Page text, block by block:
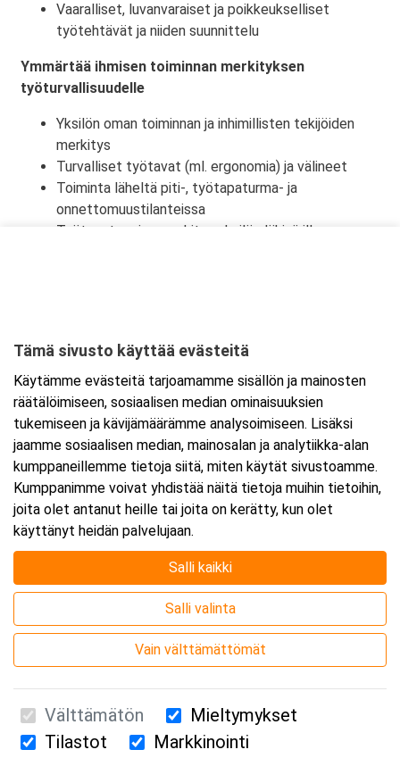
Vaaralliset, luvanvaraiset ja poikkeukselliset
työtehtävät ja niiden suunnittelu
Ymmärtää ihmisen toiminnan merkityksen
työturvallisuudelle
Yksilön oman toiminnan ja inhimillisten tekijöiden
merkitys
Turvalliset työtavat (ml. ergonomia) ja välineet
Toiminta läheltä piti-, työtapaturma- ja
onnettomuustilanteissa
Työtapaturmien merkitys yksilön lähipiirille,
Ajankohta
Alkaa:17.12.2026 08:30
Päättyy:17.12.2026 16:00
Lisää tapahtuma kalenteriisi
Webinaari
Suomen Ensiapukoulutus Oy / Valimotie 21 / 00380 Helsinki
Tämä sivusto käyttää evästeitä
Käytämme evästeitä tarjoamamme sisällön ja mainosten
räätälöimiseen, sosiaalisen median ominaisuuksien
tukemiseen ja kävijämäärämme analysoimiseen. Lisäksi
jaamme sosiaalisen median, mainosalan ja analytiikka-alan
kumppaneillemme tietoja siitä, miten käytät sivustoamme.
Kumppanimme voivat yhdistää näitä tietoja muihin tietoihin,
joita olet antanut heille tai joita on kerätty, kun olet
käyttänyt heidän palvelujaan.
Salli kaikki
Salli valinta
Vain välttämättömät
Välttämätön
Mieltymykset
Tilastot
Markkinointi